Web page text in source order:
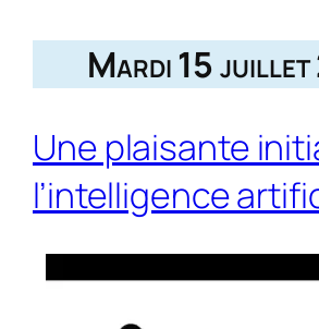
Mardi 15
Une plaisante
l’intelligence